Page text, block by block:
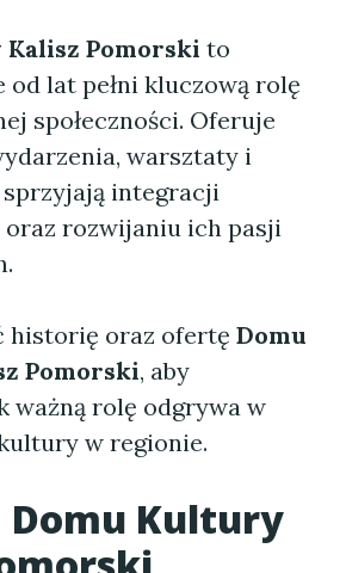
Pomorski to
od lat pełni kluczową rolę
społeczności. Oferuje
warsztaty i
integracji
oraz rozwijaniu ich pasji
historię oraz ofertę Domu
Pomorski, aby
ważną rolę odgrywa w
w regionie.
Domu Kultury